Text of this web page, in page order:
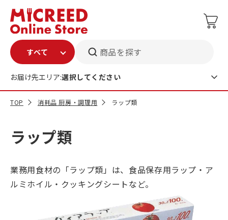
商品を探す
お届け先エリア:選択してください
TOP 消耗品 厨房・調理用 ラップ類
ラップ類
業務用食材の「ラップ類」は、食品保存用ラップ・ア
ルミホイル・クッキングシートなど。